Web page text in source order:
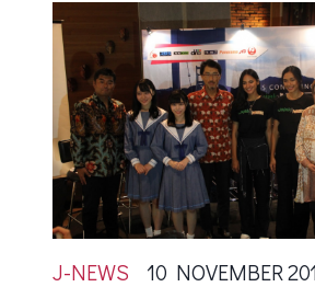
J-NEWS 10 NOVEMBER